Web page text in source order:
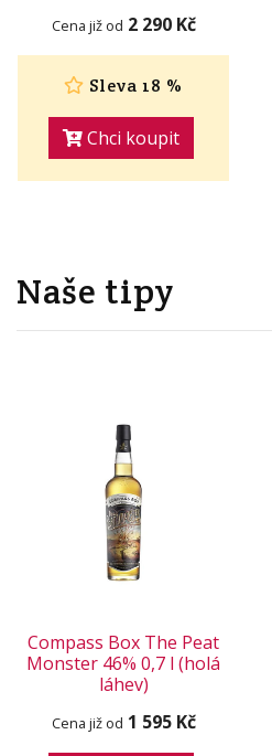
Cena již od 2 290 Kč
Sleva 18 %
Chci koupit
Naše tipy
Compass Box The Peat
Monster 46% 0,7 l (holá
láhev)
Cena již od 1 595 Kč